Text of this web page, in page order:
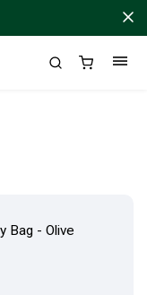
Bag - Olive